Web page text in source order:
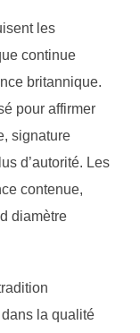
les
continue
britannique.
pour affirmer
signature
d’autorité. Les
contenue,
diamètre
la qualité